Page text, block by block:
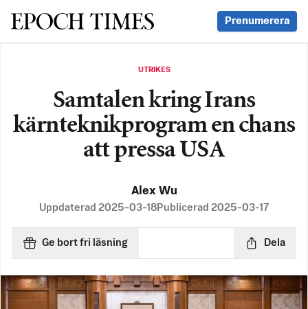
Svenska Epoch Times Prenumerera
UTRIKES
Samtalen kring Irans
kärnteknikprogram en chans
att pressa USA
Alex Wu
Uppdaterad 2025-03-18Publicerad 2025-03-17
Ge bort fri läsning Dela